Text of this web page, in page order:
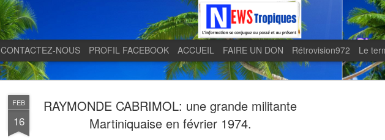
FEB
16
RAYMONDE CABRIMOL: une grande militante
Martiniquaise en février 1974.
CONTACTEZ-NOUS PROFIL FACEBOOK ACCUEIL FAIRE UN DON Rétrovision972 Le